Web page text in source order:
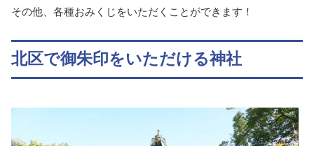
その他、各種おみくじをいただくことができます！
北区で御朱印をいただける神社